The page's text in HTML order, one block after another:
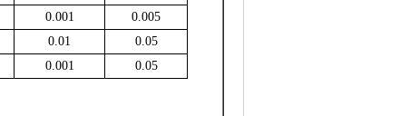
0.001
0.005
0.01
0.05
0.001 0.05